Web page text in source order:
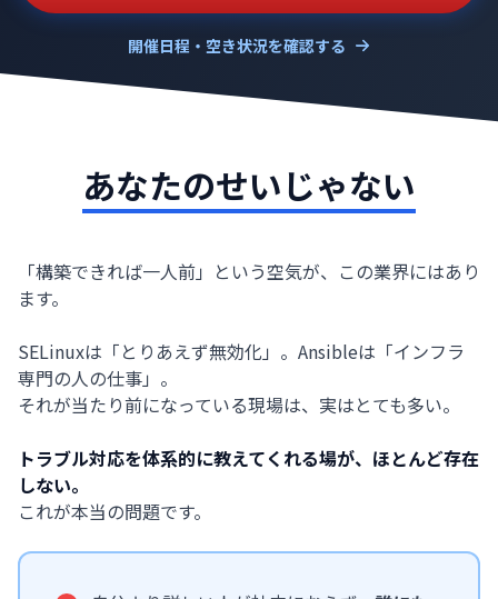
開催日程・空き状況を確認する
あなたのせいじゃない
「構築できれば一人前」という空気が、この業界にはあり
ます。
SELinuxは「とりあえず無効化」。Ansibleは「インフラ
専門の人の仕事」。
それが当たり前になっている現場は、実はとても多い。
トラブル対応を体系的に教えてくれる場が、ほとんど存在
しない。
これが本当の問題です。